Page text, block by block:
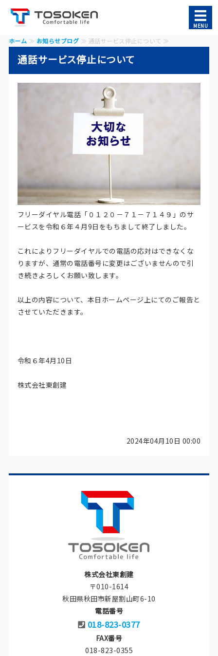
株式会社東創建｜融雪 ロｰドヒｰ
MENU
ホーム
ナノバブル BeautyAqua
ホーム ≫ お知らせブログ ≫ 通話サービス停止について ≫
通話サービス停止について
フリーダイヤル電話「０１２０－７１－７１４９」のサ
ービスを令和６年４月9日をもちまして終了しました。
これによりフリーダイヤルでの電話の応対はできなくな
りますが、通常の電話番号に変更はございませんので引
き続きよろしくお願い致します。
以上の内容について、本日ホームページ上にてのご報告と
させていただきます。
令和６年4月10日
株式会社東創建
2024年04月10日 00:00
株式会社東創建
〒010-1614
秋田県秋田市新屋割山町6-10
電話番号
018-823-0377
FAX番号
018-823-0355